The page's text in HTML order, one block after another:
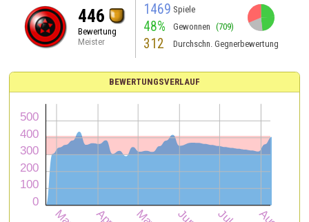
446
Bewertung
Meister
1469 Spiele
48% Gewonnen (709)
312 Durchschn. Gegnerbewertung
BEWERTUNGSVERLAUF